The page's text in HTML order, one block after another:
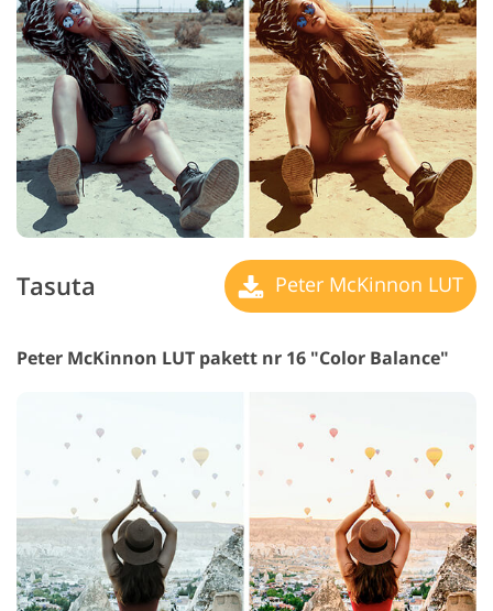
Tasuta Peter McKinnon LUT
Peter McKinnon LUT pakett nr 16 "Color Balance"